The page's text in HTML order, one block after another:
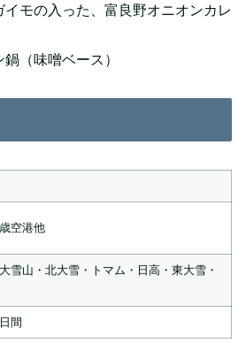
イモの入った、富良野オニオンカレ
（味噌ベース）
空港他
雪山・北大雪・トマム・日高・東大雪・
間